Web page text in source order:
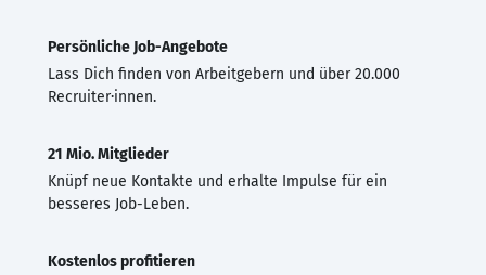
Persönliche Job-Angebote
Lass Dich finden von Arbeitgebern und über 20.000
Recruiter·innen.
21 Mio. Mitglieder
Knüpf neue Kontakte und erhalte Impulse für ein
besseres Job-Leben.
Kostenlos profitieren